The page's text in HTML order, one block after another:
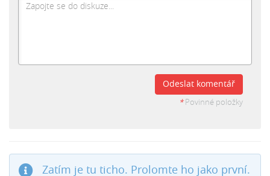
Odeslat komentář
*Povinné položky
Zatím je tu ticho. Prolomte ho jako první.